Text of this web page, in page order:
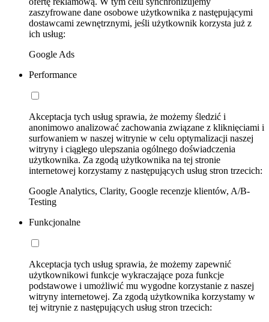
zaszyfrowane dane osobowe użytkownika z następującymi
dostawcami zewnętrznymi, jeśli użytkownik korzysta już z
ich usług:
Google Ads
Performance
Akceptacja tych usług sprawia, że możemy śledzić i
anonimowo analizować zachowania związane z kliknięciami i
surfowaniem w naszej witrynie w celu optymalizacji naszej
witryny i ciągłego ulepszania ogólnego doświadczenia
użytkownika. Za zgodą użytkownika na tej stronie
internetowej korzystamy z następujących usług stron trzecich:
Google Analytics, Clarity, Google recenzje klientów, A/B-
Testing
Funkcjonalne
Akceptacja tych usług sprawia, że możemy zapewnić
użytkownikowi funkcje wykraczające poza funkcje
podstawowe i umożliwić mu wygodne korzystanie z naszej
witryny internetowej. Za zgodą użytkownika korzystamy w
tej witrynie z następujących usług stron trzecich: